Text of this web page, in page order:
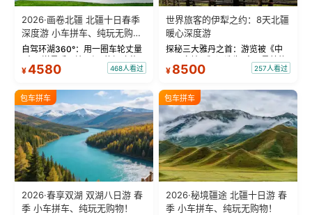
2026·画卷北疆 北疆十日春季
深度游 小车拼车、纯玩无购
物！
自驾环湖360°：用一圈车轮丈量
“大西洋最后一滴眼泪”的极致蔚
蓝。 赛湖旅拍：甄选多款风格服
绝美瞬间。 赛湖坦克300跟车视
频：专业摄影师...
¥4580 468人看过
世界旅客的伊犁之约：8天北疆
暖心深度游
探秘三大雅丹之首：游览被《中
国国家地理》评选为“中国最美的
三大雅丹”第一名的克拉玛依魔鬼
瓦人最大村落——禾木村，欣赏
晨雾与小木...
¥ 8500 257人看过
包车拼车
2026·春享双湖 双湖八日游 春
季 小车拼车、纯玩无购物！
包车拼车
2026·秘境疆途 北疆十日游 春
季 小车拼车、纯玩无购物！